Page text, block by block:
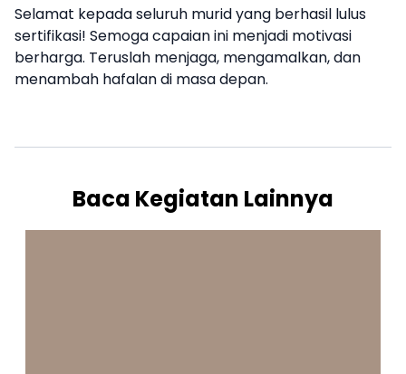
Selamat kepada seluruh murid yang berhasil lulus
sertifikasi! Semoga capaian ini menjadi motivasi
berharga. Teruslah menjaga, mengamalkan, dan
menambah hafalan di masa depan.
Baca Kegiatan Lainnya